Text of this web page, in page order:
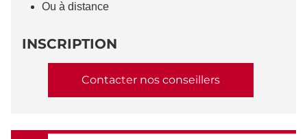
Ou à distance
INSCRIPTION
Contacter nos conseillers